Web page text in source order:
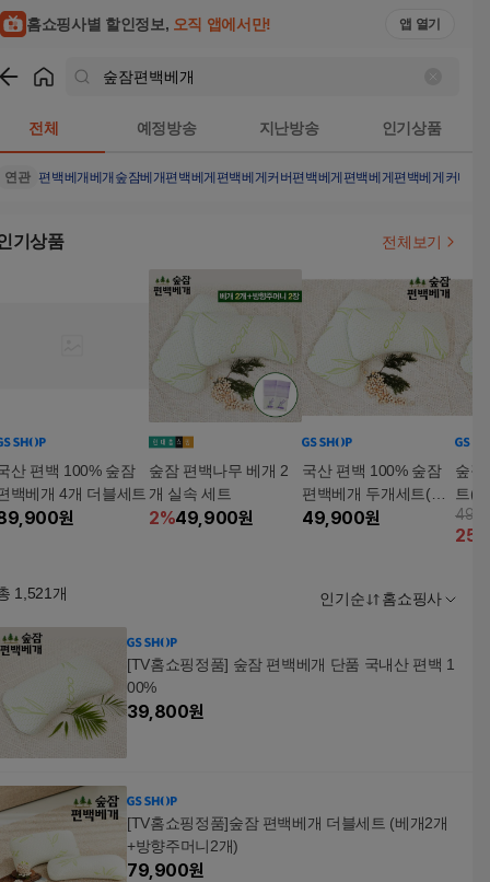
홈쇼핑사별 할인정보, 오직 앱에서만! 앱 열기
전체 예정방송 지난방송 인기상품
연관 편백베개베개 숲잠베개편백베게 편백베게커버편백베게 편백베게편백베게커버
기상품 전체보기
산 편백 100% 숲잠
백베개 4개 더블세트
원
숲잠 편백나무 베개 2
개 실속 세트
2%49,900원
국산 편백 100% 숲잠
편백베개 두개세트(베
개2개+방향주머니2개)
49,900원
숲잠
트(
니2
25
1,521 개 인기순 홈쇼핑사
[TV홈쇼핑정품] 숲잠 편백베개 단품 국내산 편백 1
00%
39,800원
[TV홈쇼핑정품]숲잠 편백베개 더블세트 (베개2개
+방향주머니2개)
79,900원